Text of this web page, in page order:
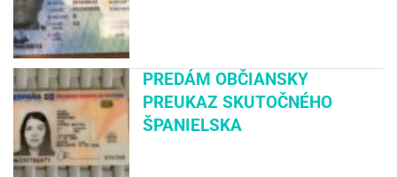
PREDÁM OBČIANSKY
PREUKAZ SKUTOČNÉHO
ŠPANIELSKA